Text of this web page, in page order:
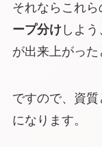
それならこれ
ープ分けしよう
が出来上がった
ですので、資
になります。